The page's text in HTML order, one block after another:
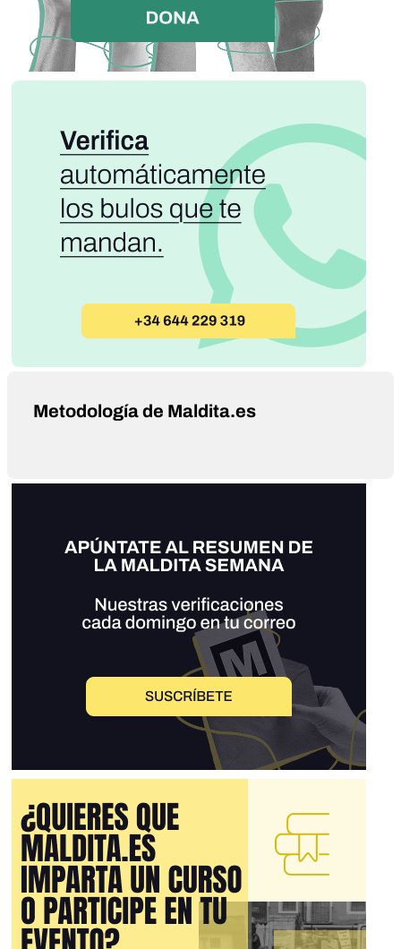
Metodología de Maldita.es